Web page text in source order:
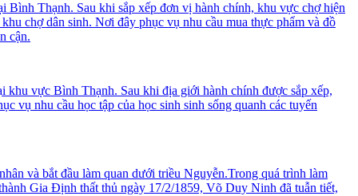
Thạnh. Sau khi sắp xếp đơn vị hành chính, khu vực chợ hiện
chợ dân sinh. Nơi đây phục vụ nhu cầu mua thực phẩm và đồ
cận.
vực Bình Thạnh. Sau khi địa giới hành chính được sắp xếp,
nhu cầu học tập của học sinh sinh sống quanh các tuyến
và bắt đầu làm quan dưới triều Nguyễn.Trong quá trình làm
Gia Định thất thủ ngày 17/2/1859, Võ Duy Ninh đã tuẫn tiết,